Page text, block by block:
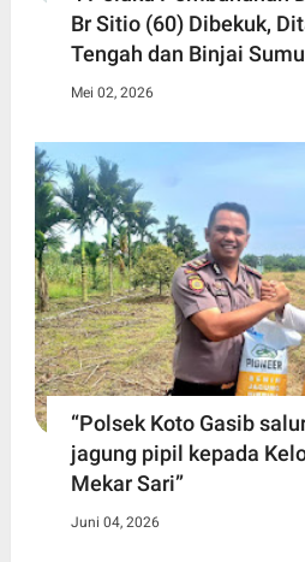
Br Sitio (60) ‎Dibekuk,
Tengah ‎dan Binjai
Mei 02, 2026
“Polsek Koto Gasib
jagung pipil kepada
Mekar Sari”
Juni 04, 2026